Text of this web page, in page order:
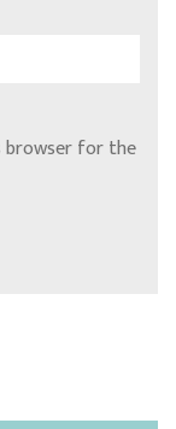
browser for the